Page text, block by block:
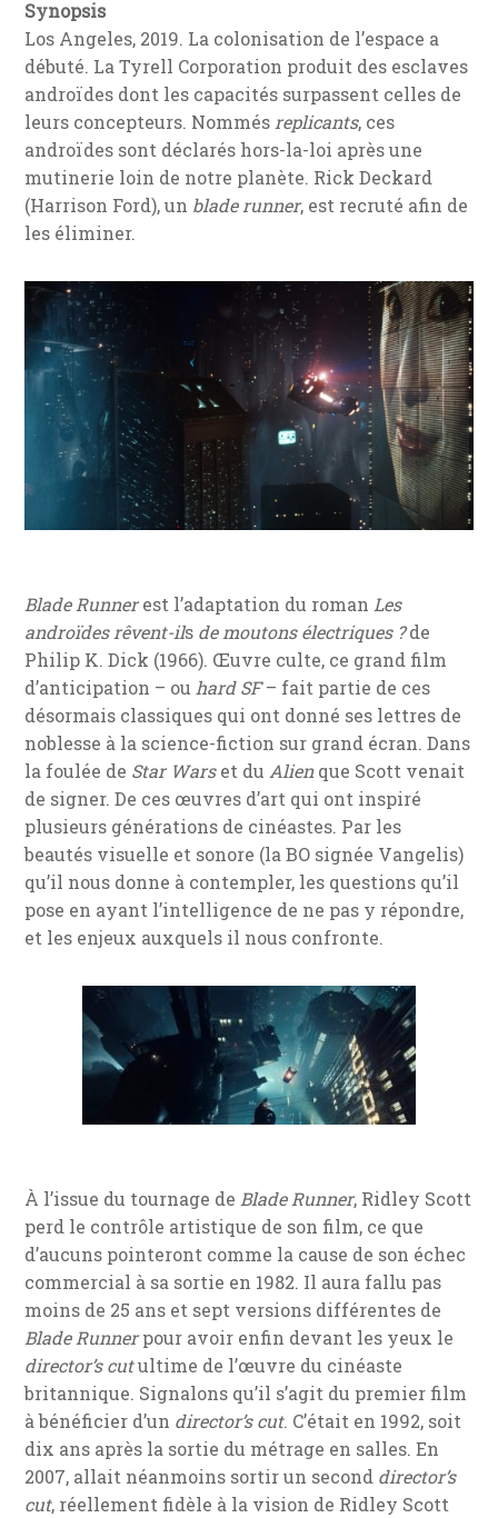
Synopsis
Los Angeles, 2019. La colonisation de l’espace a
débuté. La Tyrell Corporation produit des esclaves
androïdes dont les capacités surpassent celles de
leurs concepteurs. Nommés replicants, ces
androïdes sont déclarés hors-la-loi après une
mutinerie loin de notre planète. Rick Deckard
(Harrison Ford), un blade runner, est recruté afin de
les éliminer.
Blade Runnerest l’adaptation du roman Les
androïdes rêvent-ils de moutons électriques ?de
Philip K. Dick (1966). Œuvre culte, ce grand film
d’anticipation – ou hard SF– fait partie de ces
désormais classiques qui ont donné ses lettres de
noblesse à la science-fiction sur grand écran. Dans
la foulée de Star Warset du Alienque Scott venait
de signer. De ces œuvres d’art qui ont inspiré
plusieurs générations de cinéastes. Par les
beautés visuelle et sonore (la BO signée Vangelis)
qu’il nous donne à contempler, les questions qu’il
pose en ayant l’intelligence de ne pas y répondre,
et les enjeux auxquels il nous confronte.
À l’issue du tournage de Blade Runner, Ridley Scott
perd le contrôle artistique de son film, ce que
d’aucuns pointeront comme la cause de son échec
commercial à sa sortie en 1982. Il aura fallu pas
moins de 25 ans et sept versions différentes de
Blade Runnerpour avoir enfin devant les yeux le
director’s cutultime de l’œuvre du cinéaste
britannique. Signalons qu’il s’agit du premier film
à bénéficier d’un director’s cut. C’était en 1992, soit
dix ans après la sortie du métrage en salles. En
2007, allait néanmoins sortir un second director’s
cut, réellement fidèle à la vision de Ridley Scott